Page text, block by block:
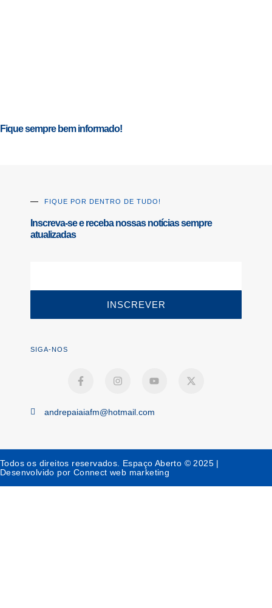
Fique sempre bem informado!
FIQUE POR DENTRO DE TUDO!
Inscreva-se e receba nossas notícias sempre
atualizadas
INSCREVER
SIGA-NOS
andrepaiaiafm@hotmail.com
Todos os direitos reservados. Espaço Aberto © 2025 |
Desenvolvido por Connect web marketing